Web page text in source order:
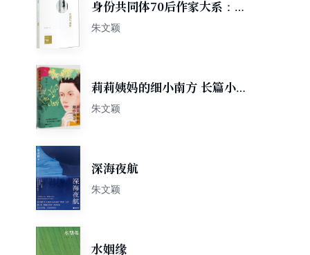
身份共同体70后作家大系：凝
视玛丽娜
朱文颖
莉莉姨妈的细小南方 长篇小说
朱文颖著
朱文颖
深海夜航
朱文颖
水姻缘